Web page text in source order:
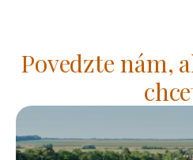
Povedzte nám,